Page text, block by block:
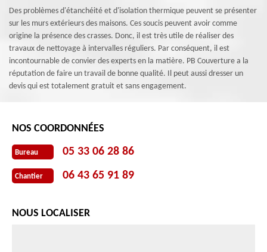
Des problèmes d'étanchéité et d'isolation thermique peuvent se présenter
sur les murs extérieurs des maisons. Ces soucis peuvent avoir comme
origine la présence des crasses. Donc, il est très utile de réaliser des
travaux de nettoyage à intervalles réguliers. Par conséquent, il est
incontournable de convier des experts en la matière. PB Couverture a la
réputation de faire un travail de bonne qualité. Il peut aussi dresser un
devis qui est totalement gratuit et sans engagement.
NOS COORDONNÉES
Bureau 05 33 06 28 86
Chantier 06 43 65 91 89
NOUS LOCALISER